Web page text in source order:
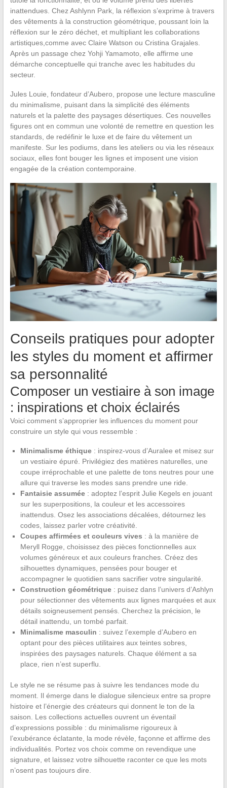
inattendues. Chez Ashlynn Park, la réflexion s’exprime à travers
des vêtements à la construction géométrique, poussant loin la
réflexion sur le zéro déchet, et multipliant les collaborations
artistiques,comme avec Claire Watson ou Cristina Grajales.
Après un passage chez Yohji Yamamoto, elle affirme une
démarche conceptuelle qui tranche avec les habitudes du
secteur.
Jules Louie, fondateur d’Aubero, propose une lecture masculine
du minimalisme, puisant dans la simplicité des éléments
naturels et la palette des paysages désertiques. Ces nouvelles
figures ont en commun une volonté de remettre en question les
standards, de redéfinir le luxe et de faire du vêtement un
manifeste. Sur les podiums, dans les ateliers ou via les réseaux
sociaux, elles font bouger les lignes et imposent une vision
engagée de la création contemporaine.
Conseils pratiques pour adopter
les styles du moment et affirmer
sa personnalité
Composer un vestiaire à son image
: inspirations et choix éclairés
Voici comment s’approprier les influences du moment pour
construire un style qui vous ressemble :
Minimalisme éthique: inspirez-vous d’Auralee et misez sur
un vestiaire épuré. Privilégiez des matières naturelles, une
coupe irréprochable et une palette de tons neutres pour une
allure qui traverse les modes sans prendre une ride.
Fantaisie assumée: adoptez l’esprit Julie Kegels en jouant
sur les superpositions, la couleur et les accessoires
inattendus. Osez les associations décalées, détournez les
codes, laissez parler votre créativité.
Coupes affirmées et couleurs vives : à la manière de
Meryll Rogge, choisissez des pièces fonctionnelles aux
volumes généreux et aux couleurs franches. Créez des
silhouettes dynamiques, pensées pour bouger et
accompagner le quotidien sans sacrifier votre singularité.
Construction géométrique: puisez dans l’univers d’Ashlyn
pour sélectionner des vêtements aux lignes marquées et aux
détails soigneusement pensés. Cherchez la précision, le
détail inattendu, un tombé parfait.
Minimalisme masculin : suivez l’exemple d’Aubero en
optant pour des pièces utilitaires aux teintes sobres,
inspirées des paysages naturels. Chaque élément a sa
place, rien n’est superflu.
Le style ne se résume pas à suivre les tendances mode du
moment. Il émerge dans le dialogue silencieux entre sa propre
histoire et l’énergie des créateurs qui donnent le ton de la
saison. Les collections actuelles ouvrent un éventail
d’expressions possible : du minimalisme rigoureux à
l’exubérance éclatante, la mode révèle, façonne et affirme des
individualités. Portez vos choix comme on revendique une
signature, et laissez votre silhouette raconter ce que les mots
n’osent pas toujours dire.